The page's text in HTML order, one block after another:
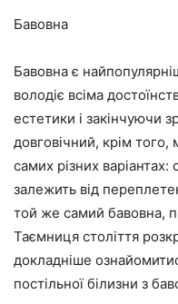
Бавовна
Бавовна є
володіє всіма
естетики і закінчуючи
довговічний, крім
самих різних
залежить від
той же самий бавовна,
Таємниця століття
докладніше
постільної білизни з